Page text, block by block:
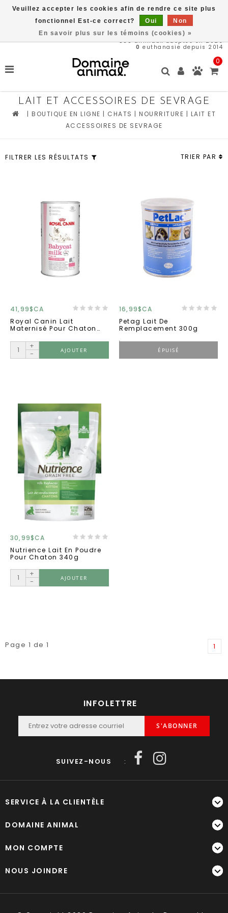
566animaux adoptés en 2026
0 euthanasie depuis 2014
0
LAIT ET ACCESSOIRES DE SEVRAGE
|BOUTIQUE EN LIGNE | CHATS |NOURRITURE | LAIT ET
ACCESSOIRES DE SEVRAGE
FILTRER LES RÉSULTATS TRIER PAR
41,99$CA
Royal Canin Lait
Maternisé Pour Chaton
+
-
AJOUTER
16,99$CA
Petag Lait De
Remplacement 300g
ÉPUISÉ
30,99$CA
Nutrience Lait En Poudre
Pour Chaton 340g
+
-
AJOUTER
Page 1 de 1 1
INFOLETTRE
S'ABONNER
SUIVEZ-NOUS :
SERVICE À LA CLIENTÈLE
DOMAINE ANIMAL
MON COMPTE
NOUS JOINDRE
Veuillez accepter les cookies afin de rendre ce site plus
fonctionnel Est-ce correct?
Oui
Non
En savoir plus sur les témoins (cookies) »
Livraison gratuite à partir de 89$*